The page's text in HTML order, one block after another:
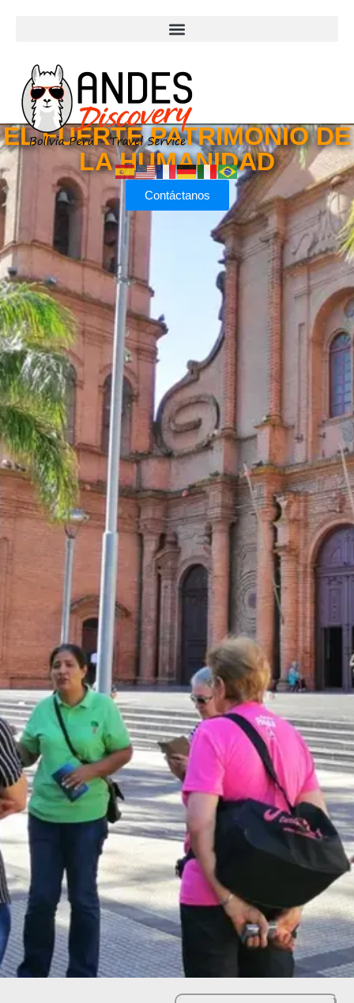
Contáctanos
EL FUERTE PATRIMONIO DE
LA HUMANIDAD